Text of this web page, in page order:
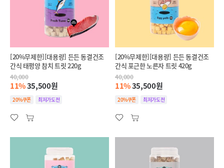
[20%무제한][대용량] 든든 동결건조
간식 태평양 참치 트릿 220g
40,000
11%35,500원
20%쿠폰 최저가도전
[20%무제한][대용량] 든든 동결건조
간식 포근한 노른자 트릿 420g
40,000
11%35,500원
20%쿠폰 최저가도전